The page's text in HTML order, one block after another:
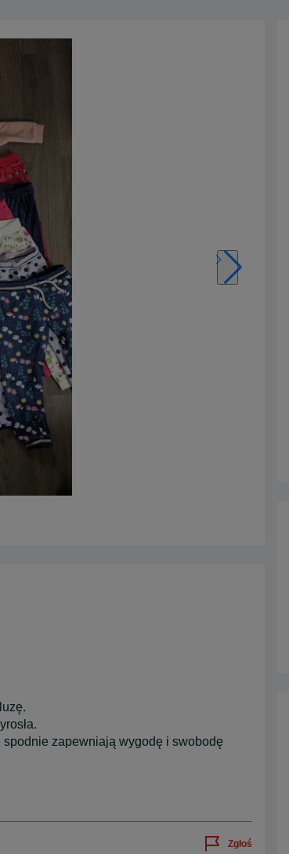
zapewniają wygodę i swobodę
Zgłoś